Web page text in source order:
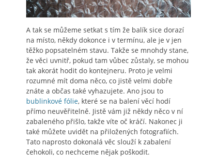
A tak se můžeme setkat s tím že balík sice dorazí
na místo, někdy dokonce i v termínu, ale je v jen
těžko popsatelném stavu. Takže se mnohdy stane,
že věci uvnitř, pokud tam vůbec zůstaly, se mohou
tak akorát hodit do kontejneru. Proto je velmi
rozumné mít doma něco, co jistě velmi dobře
znáte a občas také vyhazujete. Ano jsou to
bublinkové fólie, které se na balení věcí hodí
přímo neuvěřitelně. Jistě vám již někdy něco v ní
zabaleného přišlo, takže víte oč kráčí. Nakonec ji
také můžete uvidět na přiložených fotografiích.
Tato naprosto dokonalá věc slouží k zabalení
čehokoli, co nechceme nějak poškodit.